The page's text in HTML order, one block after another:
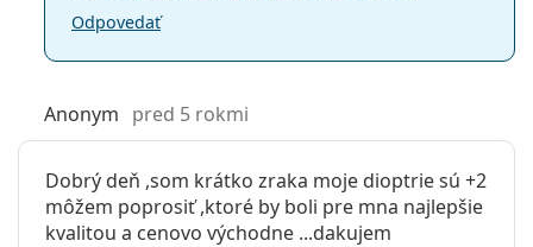
Odpovedať
Anonym pred 5 rokmi
Dobrý deň ,som krátko zraka moje dioptrie sú +2
môžem poprosiť ,ktoré by boli pre mna najlepšie
kvalitou a cenovo východne ...dakujem